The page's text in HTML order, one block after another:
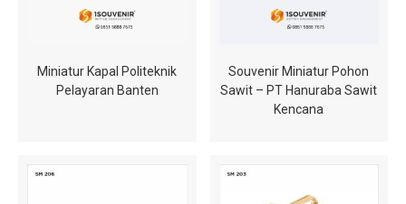
Miniatur Kapal Politeknik
Pelayaran Banten
Souvenir Miniatur Pohon
Sawit – PT Hanuraba Sawit
Kencana